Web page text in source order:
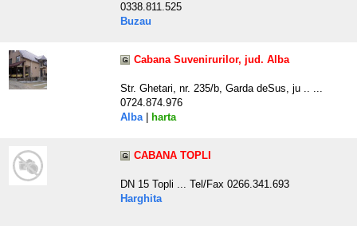
0338.811.525
Buzau
Cabana Suvenirurilor, jud. Alba
Str. Ghetari, nr. 235/b, Garda deSus, ju .. ...
0724.874.976
Alba| harta
CABANA TOPLI
DN 15 Topli ... Tel/Fax 0266.341.693
Harghita